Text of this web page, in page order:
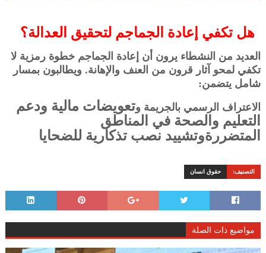
هل تكفي إعادة الجماجم لتحقيق العدالة؟
العديد من النشطاء يرون أن إعادة الجماجم خطوة رمزية لا
تكفي لمحو آثار قرون من العنف والإهانة. ويطالبون بمسار
شامل يتضمن:
الاعتراف الرسمي بالجريمة وتعويضات مالية ودعم
التعليم والصحة في المناطق
المتضررةوتشييد نصب تذكارية للضحايا
التصنيف: حقوق انسان
مواضيع ذات الصلة